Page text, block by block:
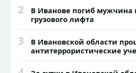
2
В Иванове погиб мужчина
грузового лифта
3
В Ивановской области
антитеррористические